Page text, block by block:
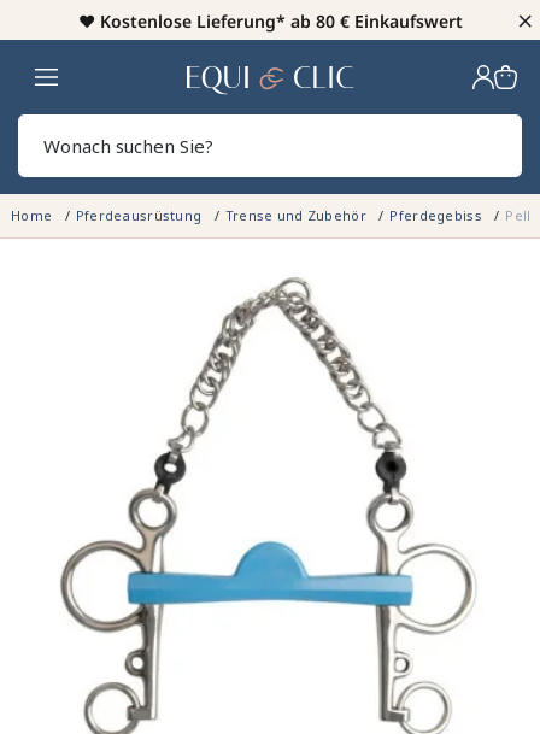
♥️ Kostenlose Lieferung* ab 80 € Einkaufswert ×
Heim
Home Pferdeausrüstung Trense und Zubehör Pferdegebiss